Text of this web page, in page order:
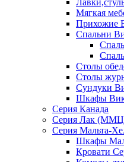
Мягкая
Прихожие
Спальни
Столы
Столы
Сундуки
Шкафы
Серия Канада
Серия Лак
Серия Мальта-
Шкафы
Кровати